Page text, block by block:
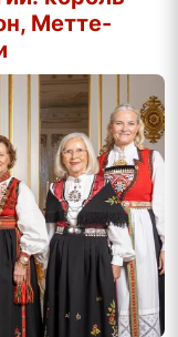
Метте-